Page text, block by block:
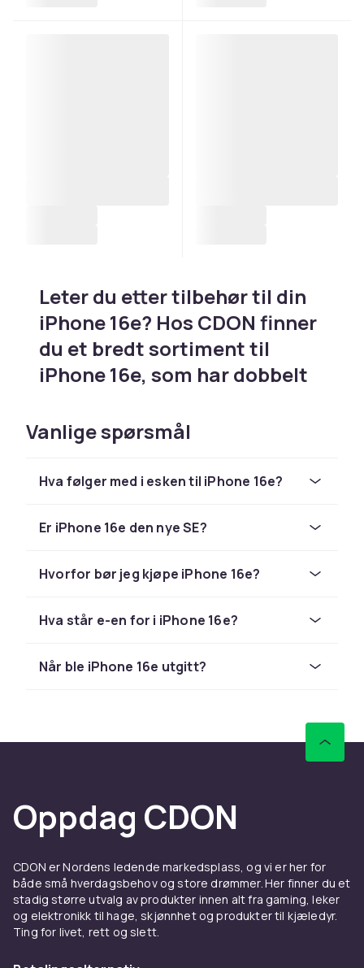
Leter du etter tilbehør til din
iPhone 16e? Hos CDON finner
du et bredt sortiment til
iPhone 16e, som har dobbelt
knapp og Camera Control-
knapp, Apple Intelligence og
A18 Bionic – deksel og tilbehør
CDON finner du et bredt sortiment til iPhone
Control-knapp og Camera Control-knapp,
Apple Intelligence og A18 Bionic. Enten du
smarte gadgets finner du det her.
Deksel og skjermbeskyttelse
transparente deksel, robuste støtdempende
glasskjermbeskyttelse for komplett
beskyttelse. Se hele utvalget av
MagSafe-lading og trådløse
ladere til iPhone 16e
iPhone 16e støtter MagSafe opptil 25W og
USB-C. En MagSafe-lader gir opptil 25W
Vanlige spørsmål
Hva følger med i esken til iPhone 16e?
Er iPhone 16e den nye SE?
Hvorfor bør jeg kjøpe iPhone 16e?
Hva står e-en for i iPhone 16e?
Når ble iPhone 16e utgitt?
Oppdag CDON
CDON er Nordens ledende markedsplass, og vi er her for
både små hverdagsbehov og store drømmer. Her finner du et
stadig større utvalg av produkter innen alt fra gaming, leker
og elektronikk til hage, skjønnhet og produkter til kjæledyr.
Ting for livet, rett og slett.